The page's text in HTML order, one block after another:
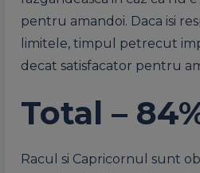
pentru amandoi. Daca isi
limitele, timpul petrecut
decat satisfacator pentru
Total –
Racul si Capricornul sunt